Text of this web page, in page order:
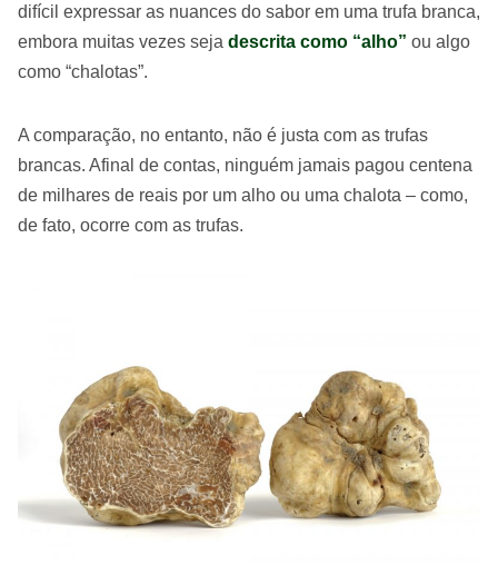
difícil expressar as nuances do sabor em uma trufa branca,
embora muitas vezes seja descrita como “alho” ou algo
como “chalotas”.
A comparação, no entanto, não é justa com as trufas
brancas. Afinal de contas, ninguém jamais pagou centena
de milhares de reais por um alho ou uma chalota – como,
de fato, ocorre com as trufas.